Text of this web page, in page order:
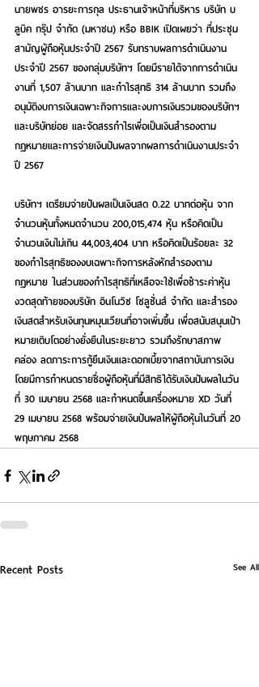
นายพชร อารยะการกุล ประธานเจ้าหน้าที่บริหาร บริษัท บ
ลูบิค กรุ๊ป จำกัด (มหาชน) หรือ BBIK เปิดเผยว่า ที่ประชุม
สามัญผู้ถือหุ้นประจำปี 2567 รับทราบผลการดำเนินงาน
ประจำปี 2567 ของกลุ่มบริษัทฯ โดยมีรายได้จากการดำเนิน
งานที่ 1,507 ล้านบาท และกำไรสุทธิ 314 ล้านบาท รวมถึง
อนุมัติงบการเงินเฉพาะกิจการและงบการเงินรวมของบริษัทฯ
และบริษัทย่อย และจัดสรรกำไรเพื่อเป็นเงินสำรองตาม
กฎหมายและการจ่ายเงินปันผลจากผลการดำเนินงานประจำ
ปี 2567
บริษัทฯ เตรียมจ่ายปันผลเป็นเงินสด 0.22 บาทต่อหุ้น จาก
จำนวนหุ้นทั้งหมดจำนวน 200,015,474 หุ้น หรือคิดเป็น
จำนวนเงินไม่เกิน 44,003,404 บาท หรือคิดเป็นร้อยละ 32
ของกำไรสุทธิของงบเฉพาะกิจการหลังหักสำรองตาม
กฎหมาย ในส่วนของกำไรสุทธิที่เหลือจะใช้เพื่อชำระค่าหุ้น
งวดสุดท้ายของบริษัท อินโนวิซ โซลูชั่นส์ จำกัด และสำรอง
เงินสดสำหรับเงินทุนหมุนเวียนที่อาจเพิ่มขึ้น เพื่อสนับสนุนเป้า
หมายเติบโตอย่างยั่งยืนในระยะยาว รวมถึงรักษาสภาพ
คล่อง ลดภาระการกู้ยืมเงินและดอกเบี้ยจากสถาบันการเงิน
โดยมีการกำหนดรายชื่อผู้ถือหุ้นที่มีสิทธิได้รับเงินปันผลในวัน
ที่ 30 เมษายน 2568 และกำหนดขึ้นเครื่องหมาย XD วันที่
29 เมษายน 2568 พร้อมจ่ายเงินปันผลให้ผู้ถือหุ้นในวันที่ 20
พฤษภาคม 2568
Recent Posts See All